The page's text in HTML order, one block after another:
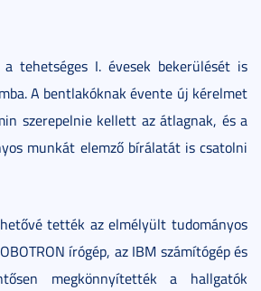
tehetséges I. évesek bekerülését is
A bentlakóknak évente új kérelmet
szerepelnie kellett az átlagnak, és a
munkát elemző bírálatát is csatolni
tették az elmélyült tudományos
írógép, az IBM számítógép és
megkönnyítették a hallgatók